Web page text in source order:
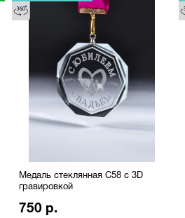
Медаль стеклянная C58 с 3D
гравировкой
750 р.